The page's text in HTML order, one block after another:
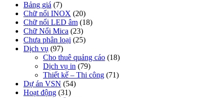
Bảng giá (7)
Chữ nổi INOX (20)
Chữ nổi LED âm (18)
Chữ Nổi Mica (23)
Chưa phân loại (25)
Dịch vụ (97)
Cho thuê quảng cáo (18)
Dịch vụ in (79)
Thiết kế – Thi công (71)
Dự án VSN (54)
Hoạt động (31)